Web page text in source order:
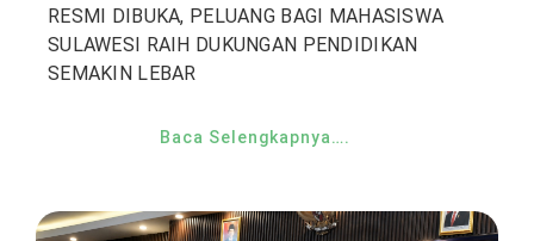
RESMI DIBUKA, PELUANG BAGI MAHASISWA
SULAWESI RAIH DUKUNGAN PENDIDIKAN
SEMAKIN LEBAR
Baca Selengkapnya….